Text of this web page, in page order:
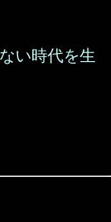
い時代を生